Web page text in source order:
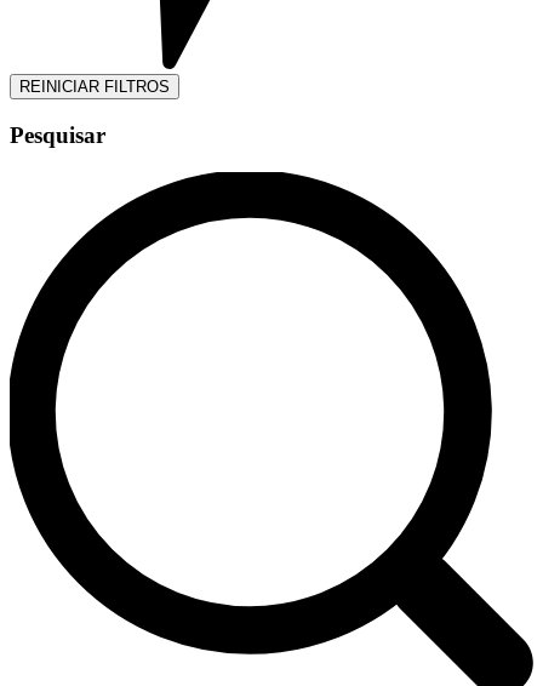
REINICIAR FILTROS
Pesquisar